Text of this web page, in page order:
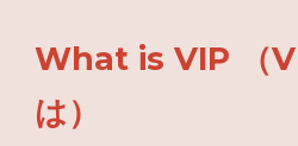
What is VIP （
は）